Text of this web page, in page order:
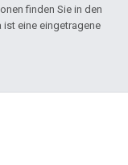
finden Sie in den
ist eine eingetragene